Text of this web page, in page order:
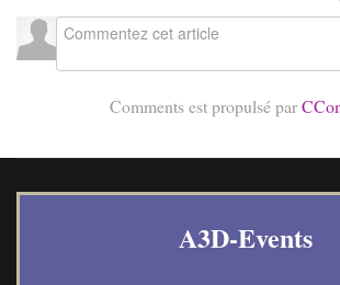
Comments est propulsé par
A3D-Events